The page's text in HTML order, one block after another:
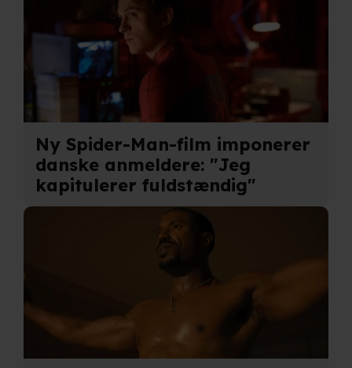
Ny Spider-Man-film imponerer
danske anmeldere: "Jeg
kapitulerer fuldstændig"